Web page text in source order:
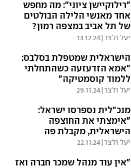
"רילוקיישן ציוני": מה מחפש
אחד מאנשי הלילה הבולטים
של תל אביב במצפה רמון? ‏
יעל ולצר|
13.12.24
הישראלית שמטפלת בסלבס:
"אמא הזדעזעה כשהתחלתי
ללמוד קוסמטיקה"
יעל ולצר|
29.11.24
מנכ"לית נספרסו ישראל:
"אימצתי את החוצפה
הישראלית, מקבלת פה
השראה"
יעל ולצר|
22.11.24
"אין עוד מנהל שמכר חברה ואז